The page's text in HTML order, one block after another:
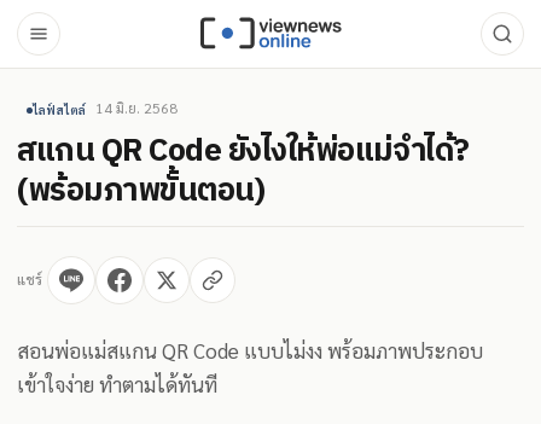
ไลฟ์สไตล์ 14 มิ.ย. 2568
สแกน QR Code ยังไงให้พ่อแม่จำได้?
(พร้อมภาพขั้นตอน)
แชร์
สอนพ่อแม่สแกน QR Code แบบไม่งง พร้อมภาพประกอบ
เข้าใจง่าย ทำตามได้ทันที